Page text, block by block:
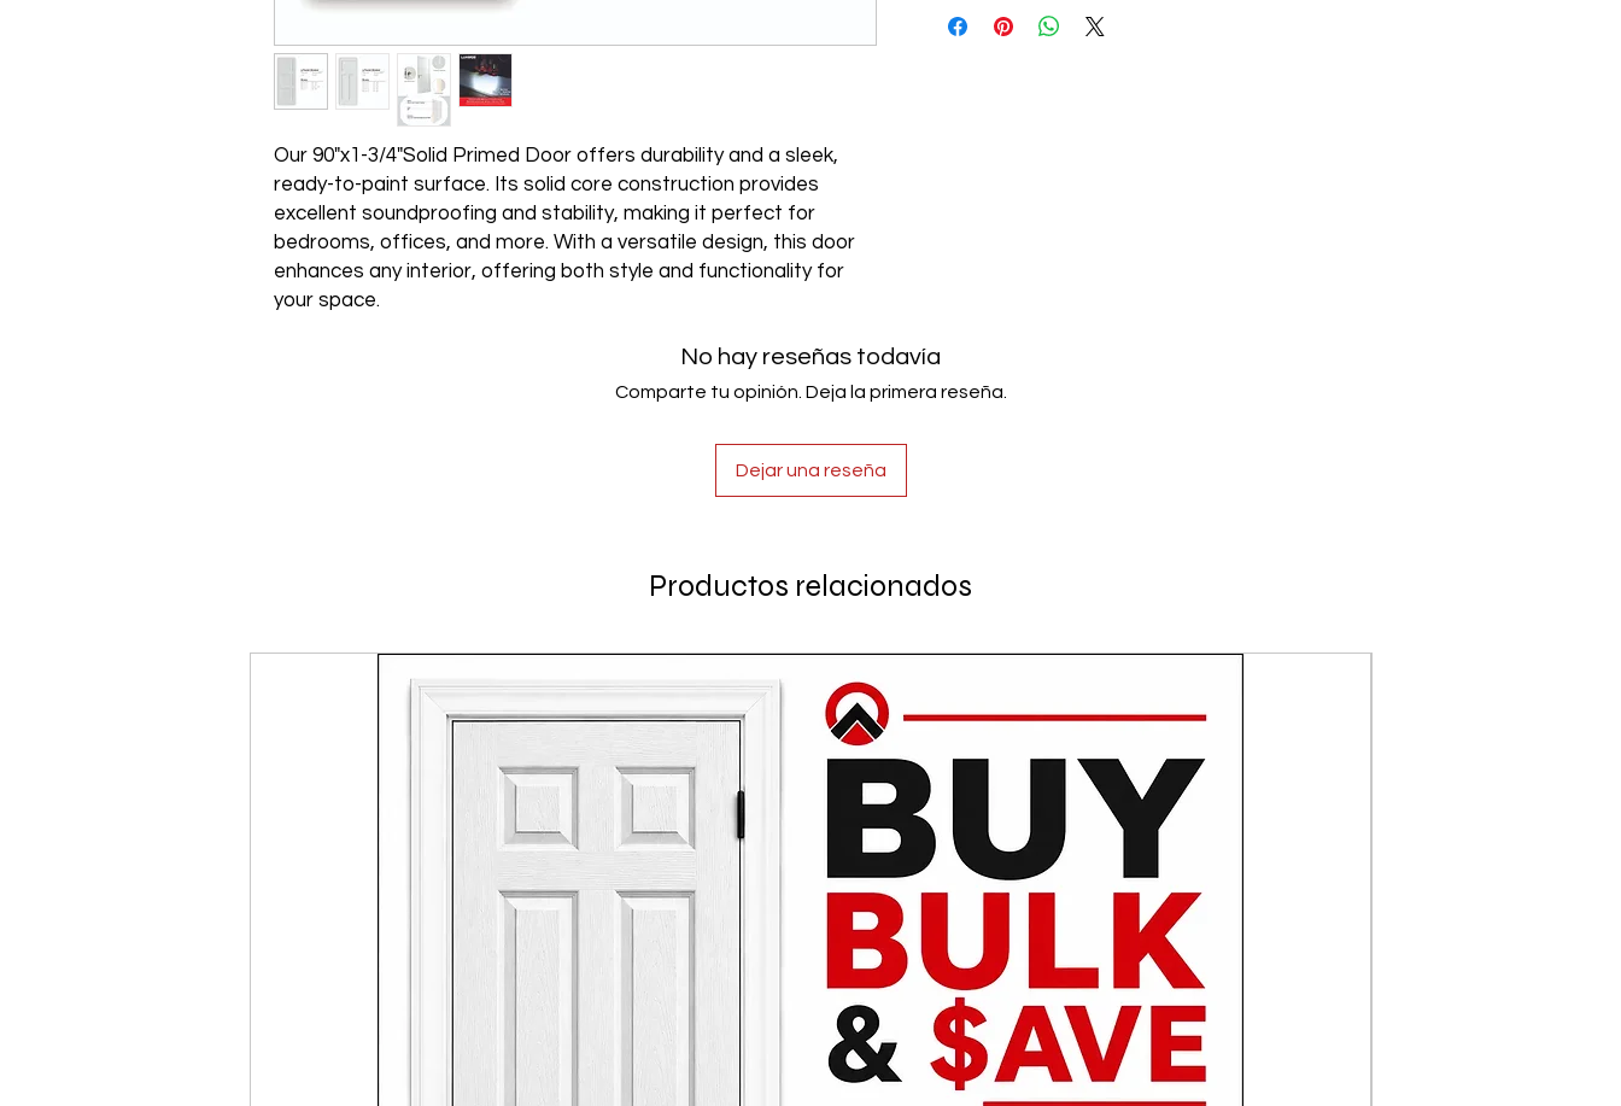
Our 90"x1-3/4"Solid Primed Door offers durability and a sleek,
ready-to-paint surface. Its solid core construction provides
excellent soundproofing and stability, making it perfect for
bedrooms, offices, and more. With a versatile design, this door
enhances any interior, offering both style and functionality for
your space.
No hay reseñas todavía
Comparte tu opinión. Deja la primera reseña.
Dejar una reseña
Productos relacionados